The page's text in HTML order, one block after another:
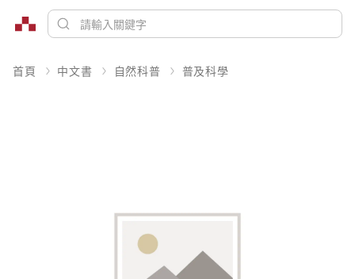
首頁 中文書 自然科普 普及科學